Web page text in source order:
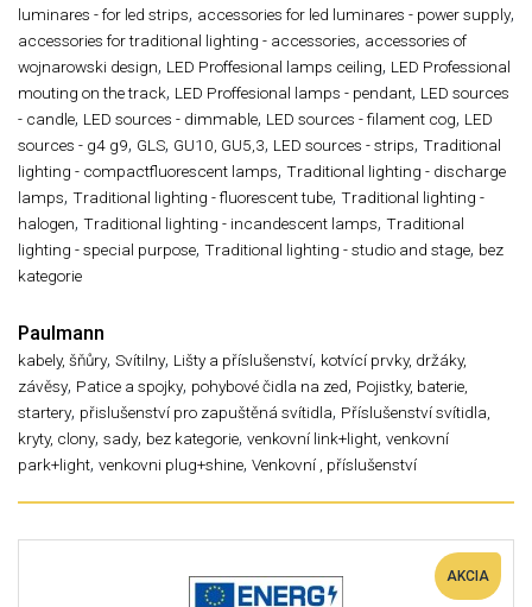
luminares - for led strips, accessories for led luminares - power supply,
accessories for traditional lighting - accessories, accessories of
wojnarowski design, LED Proffesional lamps ceiling, LED Professional
mouting on the track, LED Proffesional lamps - pendant, LED sources
- candle, LED sources - dimmable, LED sources - filament cog, LED
sources - g4 g9, GLS, GU10, GU5,3, LED sources - strips, Traditional
lighting - compactfluorescent lamps, Traditional lighting - discharge
lamps, Traditional lighting - fluorescent tube, Traditional lighting -
halogen, Traditional lighting - incandescent lamps, Traditional
lighting - special purpose, Traditional lighting - studio and stage, bez
kategorie
Paulmann
kabely, šňůry, Svítilny, Lišty a příslušenství, kotvící prvky, držáky,
závěsy, Patice a spojky, pohybové čidla na zed, Pojistky, baterie,
startery, přislušenství pro zapuštěná svítidla, Příslušenství svítidla,
kryty, clony, sady, bez kategorie, venkovní link+light, venkovní
park+light, venkovni plug+shine, Venkovní , příslušenství
AKCIA